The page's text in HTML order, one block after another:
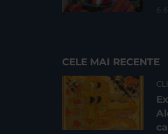
CELE MAI RECENTE